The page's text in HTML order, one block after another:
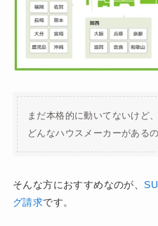
まだ本格的に動いてないけど
どんなハウスメーカーがある
そんな方におすすめなのが、
グ請求です。